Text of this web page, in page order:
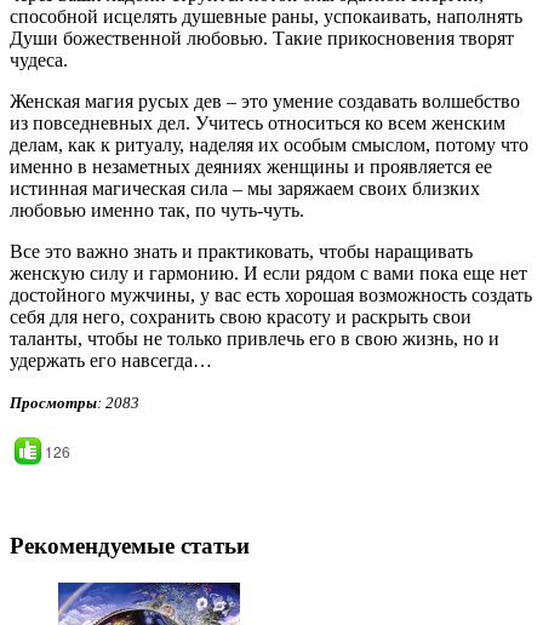
способной исцелять душевные раны, успокаивать, наполнять
Души божественной любовью. Такие прикосновения творят
чудеса.
Женская магия русых дев – это умение создавать волшебство
из повседневных дел. Учитесь относиться ко всем женским
делам, как к ритуалу, наделяя их особым смыслом, потому что
именно в незаметных деяниях женщины и проявляется ее
истинная магическая сила – мы заряжаем своих близких
любовью именно так, по чуть-чуть.
Все это важно знать и практиковать, чтобы наращивать
женскую силу и гармонию. И если рядом с вами пока еще нет
достойного мужчины, у вас есть хорошая возможность создать
себя для него, сохранить свою красоту и раскрыть свои
таланты, чтобы не только привлечь его в свою жизнь, но и
удержать его навсегда…
Просмотры: 2083
126
Рекомендуемые статьи